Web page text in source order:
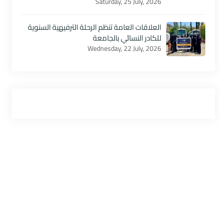
العلاقات العامة تنظم الرحلة الترفيهية السنوية
للكادر النسائي بالجامعة
Wednesday, 22 July, 2026